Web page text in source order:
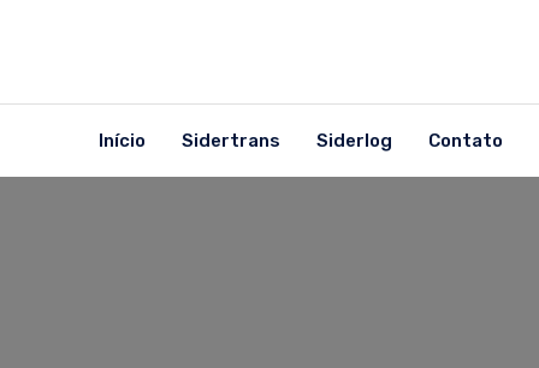
Início Sidertrans Siderlog Contato